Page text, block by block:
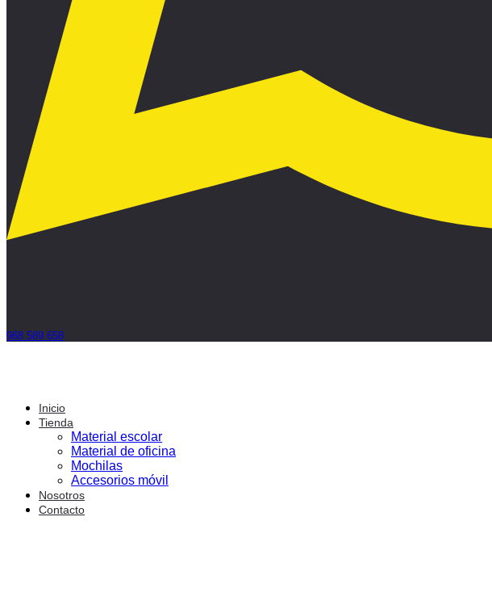
968 589 658
Inicio
Tienda
Material escolar
Material de oficina
Mochilas
Accesorios móvil
Nosotros
Contacto